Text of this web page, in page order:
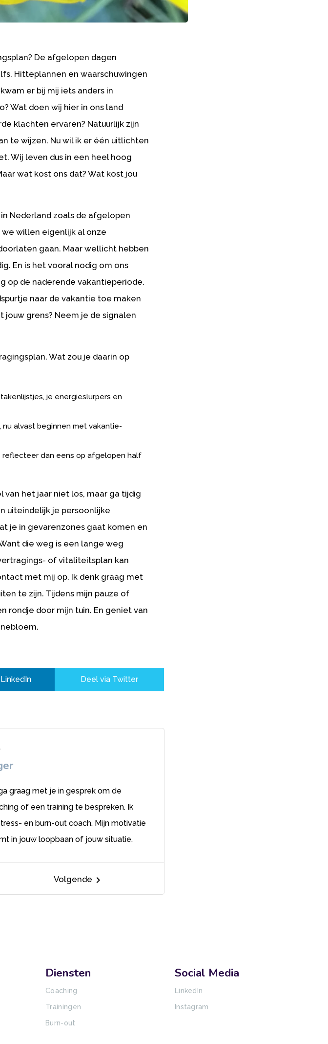
De afgelopen dagen
Hitteplannen en waarschuwingen
er bij mij iets anders in
Wat doen wij hier in ons land
klachten ervaren? Natuurlijk zijn
te wijzen. Nu wil ik er één uitlichten
Wij leven dus in een heel hoog
wat kost ons dat? Wat kost jou
Nederland zoals de afgelopen
willen eigenlijk al onze
gaan. Maar wellicht hebben
En is het vooral nodig om ons
op de naderende vakantieperiode.
naar de vakantie toe maken
jouw grens? Neem je de signalen
Wat zou je daarin op
je energieslurpers en
alvast beginnen met vakantie-
reflecteer dan eens op afgelopen half
het jaar niet los, maar ga tijdig
uiteindelijk je persoonlijke
je in gevarenzones gaat komen en
die weg is een lange weg
of vitaliteitsplan kan
met mij op. Ik denk graag met
te zijn. Tijdens mijn pauze of
rondje door mijn tuin. En geniet van
Deel via Twitter
graag met je in gesprek om de
of een training te bespreken. Ik
en burn-out coach. Mijn motivatie
in jouw loopbaan of jouw situatie.
Volgende keyboard_arrow_right
Diensten
Coaching
Trainingen
Burn-out
Social Media
LinkedIn
Instagram